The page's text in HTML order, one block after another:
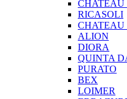
CHATEAU
RICASOLI
CHATEAU
ALION
DIORA
QUINTA
PURATO
BEX
LOIMER